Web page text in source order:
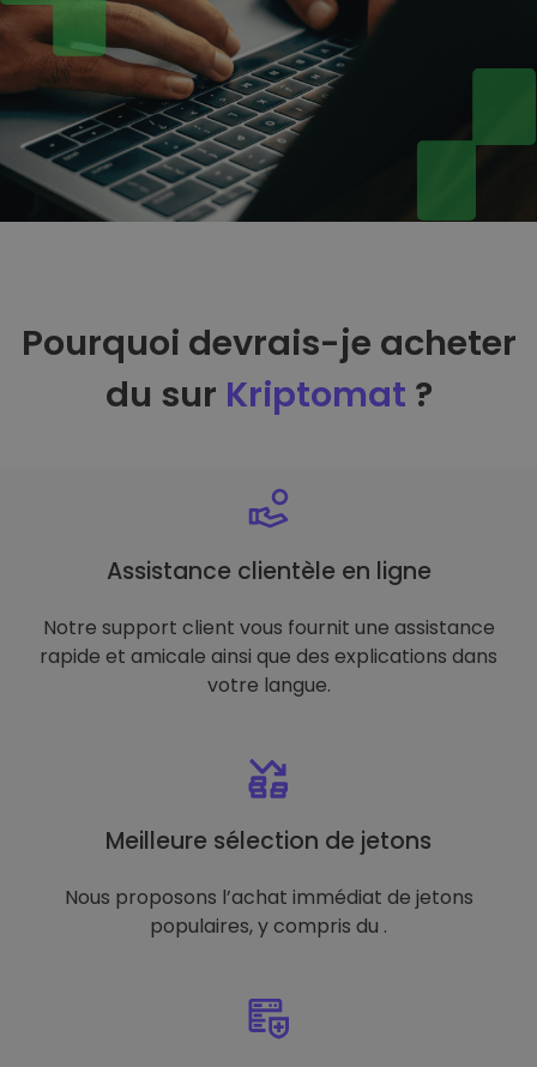
Pourquoi devrais-je acheter
du sur Kriptomat ?
Assistance clientèle en ligne
Notre support client vous fournit une assistance
rapide et amicale ainsi que des explications dans
votre langue.
Meilleure sélection de jetons
Nous proposons l’achat immédiat de jetons
populaires, y compris du .